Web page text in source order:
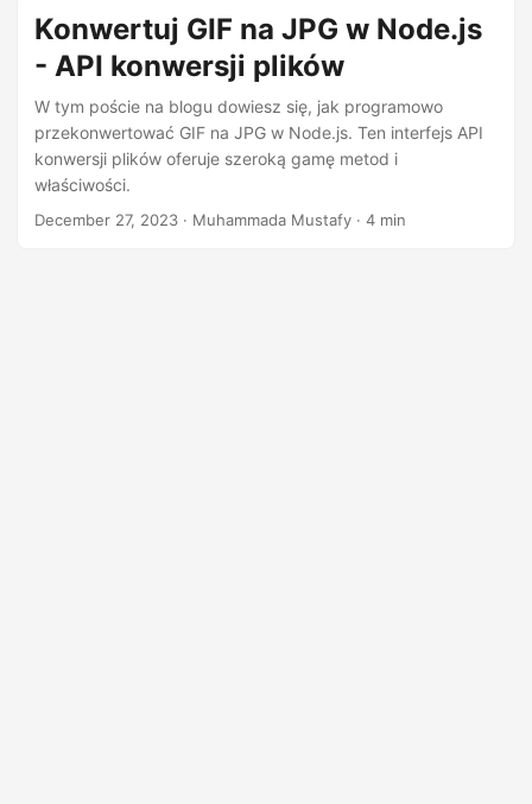
Konwertuj GIF na JPG w Node.js
- API konwersji plików
W tym poście na blogu dowiesz się, jak programowo
przekonwertować GIF na JPG w Node.js. Ten interfejs API
konwersji plików oferuje szeroką gamę metod i
właściwości.
December 27, 2023 · Muhammada Mustafy · 4 min